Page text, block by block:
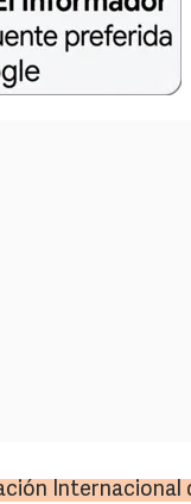
Internacional